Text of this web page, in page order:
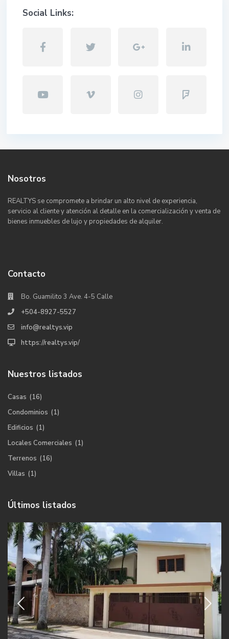
Social Links:
Nosotros
REALTYS se compromete a brindar un alto nivel de experiencia,
servicio al cliente y atención al detalle en la comercialización y venta de
bienes inmuebles de lujo y propiedades de alquiler.
Contacto
Bo. Guamilito 3 Ave. 4-5 Calle
+504-8927-5527
info@realtys.vip
https://realtys.vip/
Nuestros listados
Casas (16)
Condominios (1)
Edificios (1)
Locales Comerciales (1)
Terrenos (16)
Villas (1)
Últimos listados